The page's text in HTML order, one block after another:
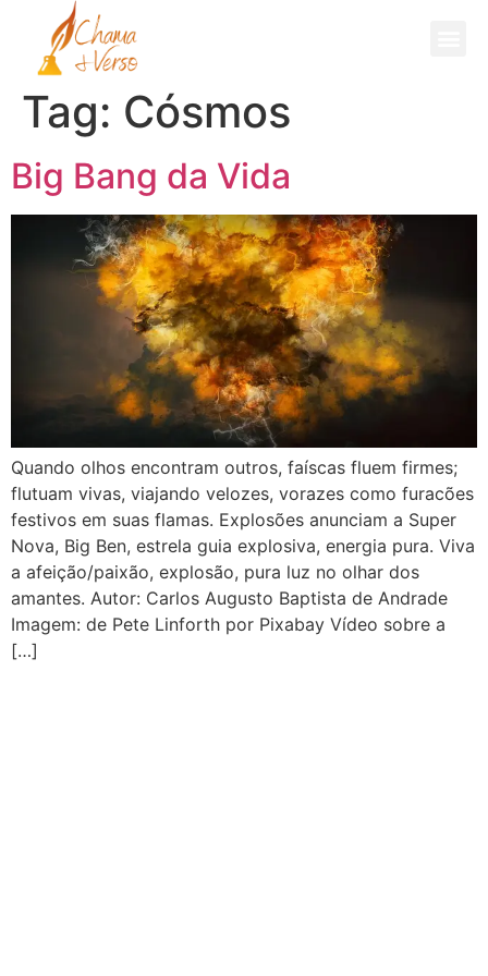
Tag: Cósmos
Big Bang da Vida
Quando olhos encontram outros, faíscas fluem firmes;
flutuam vivas, viajando velozes, vorazes como furacões
festivos em suas flamas. Explosões anunciam a Super
Nova, Big Ben, estrela guia explosiva, energia pura. Viva
a afeição/paixão, explosão, pura luz no olhar dos
amantes. Autor: Carlos Augusto Baptista de Andrade
Imagem: de Pete Linforth por Pixabay Vídeo sobre a
[…]